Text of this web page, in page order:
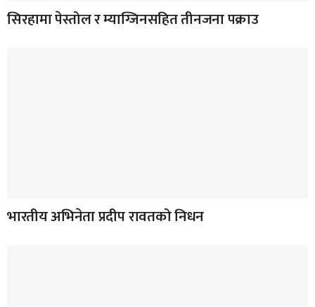
सिरहामा पेस्तोल र म्याग्जिनसहित तीनजना पक्राउ
भारतीय अभिनेता प्रदीप रावतको निधन